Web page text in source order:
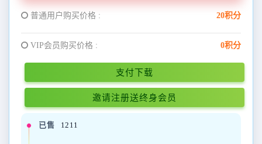
普通用户购买价格 : 20积分
VIP会员购买价格 : 0积分
支付下载
邀请注册送终身会员
已售 1211